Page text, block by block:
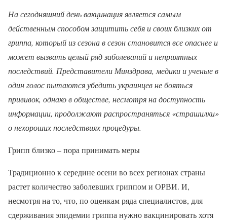
На сегодняшний день вакцинация является самым
действенным способом защитить себя и своих близких от
гриппа, который из сезона в сезон становится все опаснее и
может вызвать целый ряд заболеваний и неприятных
последствий. Представители Минздрава, медики и ученые в
один голос пытаются убедить украинцев не бояться
прививок, однако в обществе, несмотря на доступность
информации, продолжают распространяться «страшилки»
о нехороших последствиях процедуры.
Грипп близко – пора принимать меры
Традиционно к середине осени во всех регионах страны
растет количество заболевших гриппом и ОРВИ. И,
несмотря на то, что, по оценкам ряда специалистов, для
сдерживания эпидемии гриппа нужно вакцинировать хотя